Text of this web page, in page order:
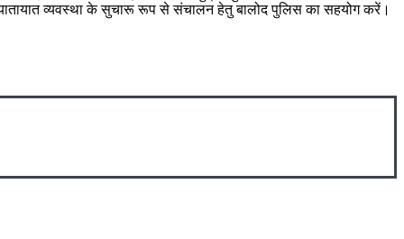
यातायात व्यवस्था के सुचारू रूप से संचालन हेतु बालोद पुलिस का सहयोग करें।